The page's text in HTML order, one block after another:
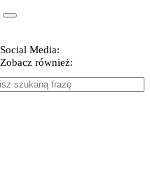
Social Media:
Zobacz również: